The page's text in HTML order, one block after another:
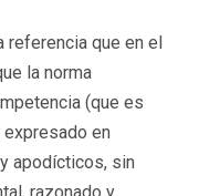
referencia que en el
la norma
(que es
en
apodícticos, sin
razonado y